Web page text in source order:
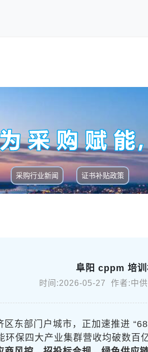
采购行业新闻 证书补贴政策
阜阳 cppm 培
时间:2026-05-27 作者:中
区东部门户城市，正加速推进
环保四大产业集群营收均破数